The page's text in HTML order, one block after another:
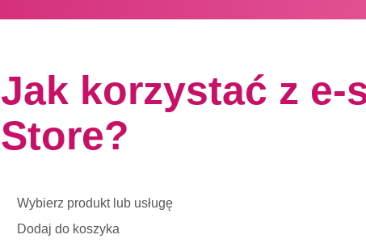
Jak korzystać z e-
Store?
Wybierz produkt lub usługę
Dodaj do koszyka